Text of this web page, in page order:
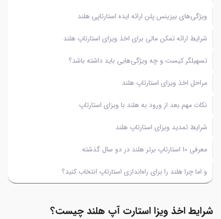
ویژگی‌های بیزینس پلن ارائه ایده استارتاپی هلند
شرایط ارائه تمکن مالی برای اخذ ویزای استارتاپ هلند
تسهیلگر کیست و چه ویژگی‌هایی باید داشته باشد؟
مراحل اخذ ویزای استارتاپ هلند
نکات مهم بعد از ورود به هلند با ویزای استارتاپ
شرایط تمدید ویزای استارتاپ هلند
معرفی 10 استارتاپ برتر هلند در دو سال گذشته
و اما چرا هلند را برای راه‌اندازی استارتاپ انتخاب کنید؟
شرایط اخذ ویزا استارت آپ هلند چیست؟